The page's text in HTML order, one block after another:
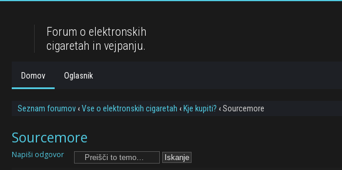
Forum o elektronskih
cigaretah in vejpanju.
Domov Oglasnik
Seznam forumov ‹Vse o elektronskih cigaretah ‹ Kje kupiti? ‹Sourcemore
Sourcemore
Napiši odgovor